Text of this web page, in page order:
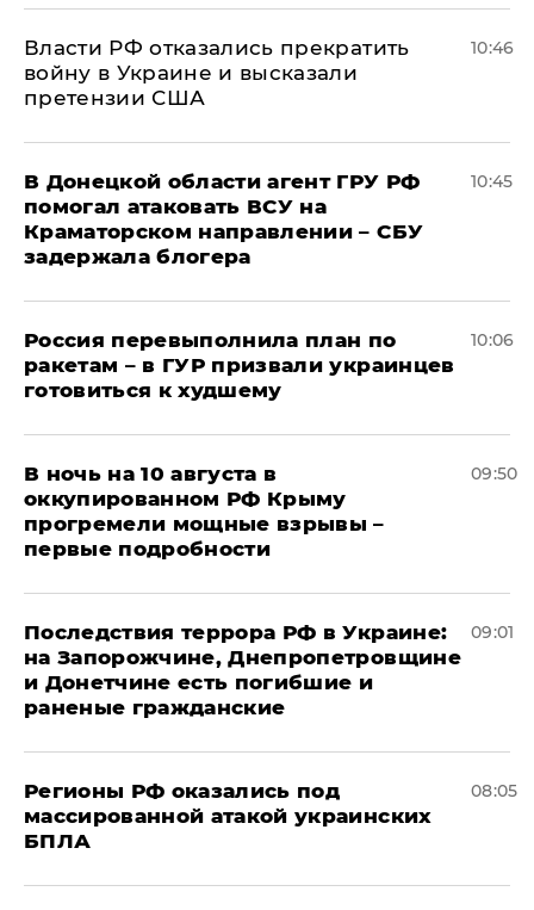
Власти РФ отказались прекратить
войну в Украине и высказали
претензии США
10:46
В Донецкой области агент ГРУ РФ
помогал атаковать ВСУ на
Краматорском направлении – СБУ
задержала блогера
10:45
Россия перевыполнила план по
ракетам – в ГУР призвали украинцев
готовиться к худшему
10:06
В ночь на 10 августа в
оккупированном РФ Крыму
прогремели мощные взрывы –
первые подробности
09:50
Последствия террора РФ в Украине:
на Запорожчине, Днепропетровщине
и Донетчине есть погибшие и
раненые гражданские
09:01
Регионы РФ оказались под
массированной атакой украинских
БПЛА
08:05